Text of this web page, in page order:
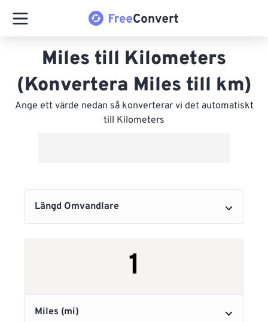
Miles till Kilometers
(Konvertera Miles till km)
Ange ett värde nedan så konverterar vi det automatiskt
till Kilometers